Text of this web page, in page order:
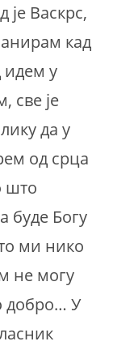
је Васкрс,
кад
идем у
све је
да у
од срца
што
буде Богу
ми нико
не могу
добро… У